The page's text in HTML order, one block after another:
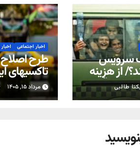
سرویس
از هزینه
دانش‌آموز
طالبی
اخبار اجتماعی
طرح اصلاح
تاکسیهای
مجلس
مرداد ۱۵, ۱۴۰۵